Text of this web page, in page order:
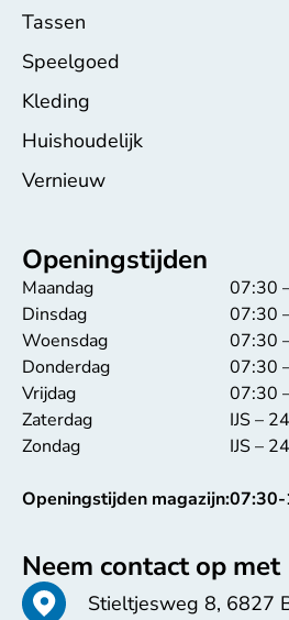
Tassen
Speelgoed
Kleding
Huishoudelijk
Vernieuw
Openingstijden
Maandag
Dinsdag
Woensdag
Donderdag
Vrijdag
Zaterdag
Zondag
Openingstijden magazijn:
07:30
07:30
07:30
07:30
07:30
IJS –
IJS –
Neem contact op met
Stieltjesweg 8, 6827